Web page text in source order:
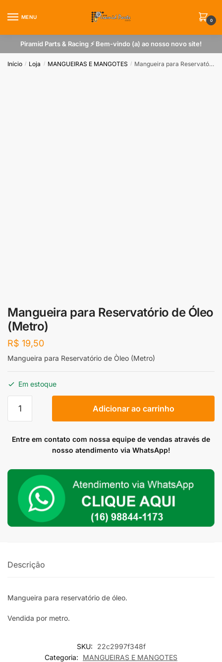
MENU
0
Piramid Parts & Racing ⚡ Bem-vindo (a) ao nosso novo site!
Início / Loja / MANGUEIRAS E MANGOTES / Mangueira para Reservatório de Óleo (Metro)
Mangueira para Reservatório de Óleo
(Metro)
R$ 19,50
Mangueira para Reservatório de Òleo (Metro)
Em estoque
para
de
quantidade
Adicionar ao carrinho
Entre em contato com nossa equipe de vendas através de
nosso atendimento via WhatsApp!
Descrição
Mangueira para reservatório de óleo.
Vendida por metro.
SKU:
22c2997f348f
Categoria:
MANGUEIRAS E MANGOTES